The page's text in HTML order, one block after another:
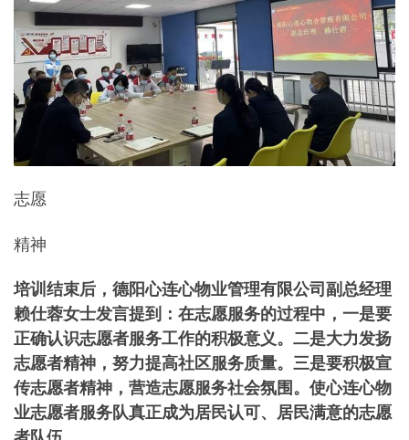
志愿
精神
培训结束后，德阳心连心物业管理有限公司副总经理
赖仕蓉女士发言提到：在志愿服务的过程中，一是要
正确认识志愿者服务工作的积极意义。二是大力发扬
志愿者精神，努力提高社区服务质量。三是要积极宣
传志愿者精神，营造志愿服务社会氛围。使心连心物
业志愿者服务队真正成为居民认可、居民满意的志愿